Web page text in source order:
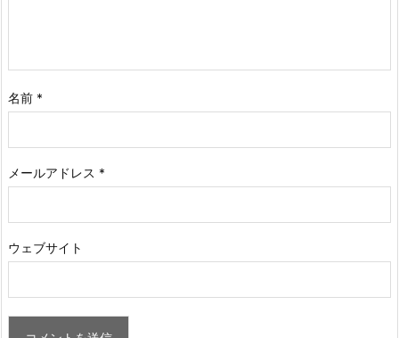
名前 *
メールアドレス *
ウェブサイト